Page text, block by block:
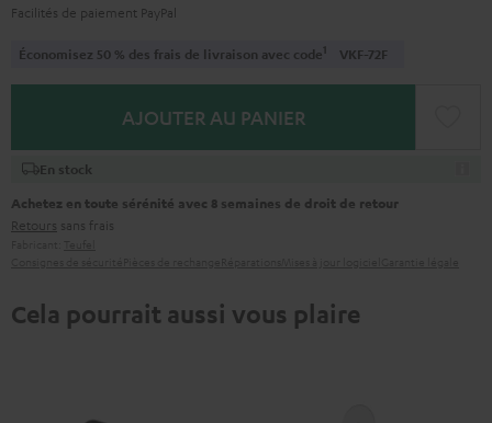
Facilités de paiement PayPal
Économisez 50 % des frais de livraison avec code1 VKF-72F
AJOUTER AU PANIER
En stock
Achetez en toute sérénité avec 8 semaines de droit de retour
Retours sans frais
Cela pourrait aussi vous plaire